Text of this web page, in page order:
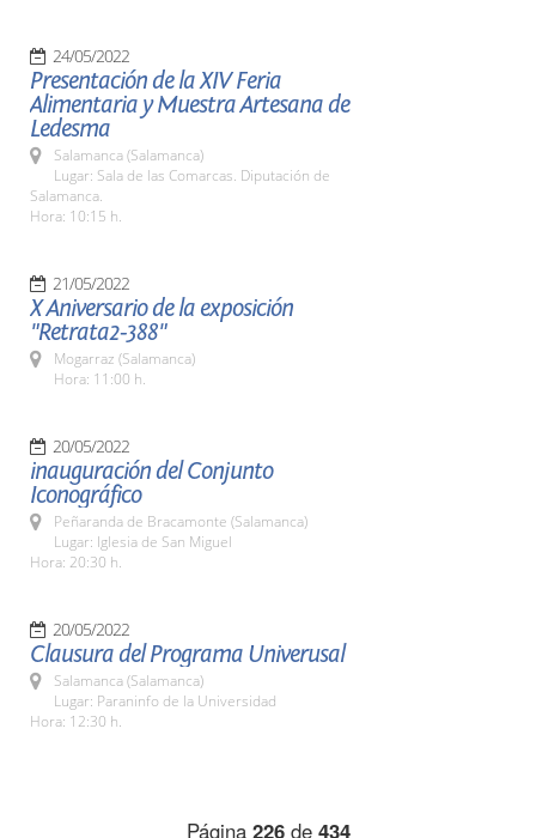
24/05/2022
Presentación de la XIV Feria
Alimentaria y Muestra Artesana de
Ledesma
Salamanca (Salamanca)
Lugar: Sala de las Comarcas. Diputación de
Salamanca.
Hora: 10:15 h.
21/05/2022
X Aniversario de la exposición
"Retrata2-388"
Mogarraz (Salamanca)
Hora: 11:00 h.
20/05/2022
inauguración del Conjunto
Iconográfico
Peñaranda de Bracamonte (Salamanca)
Lugar: Iglesia de San Miguel
Hora: 20:30 h.
20/05/2022
Clausura del Programa Univerusal
Salamanca (Salamanca)
Lugar: Paraninfo de la Universidad
Hora: 12:30 h.
Página 226de 434